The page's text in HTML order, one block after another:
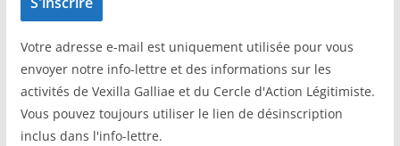
Votre adresse e-mail est uniquement utilisée pour vous
envoyer notre info-lettre et des informations sur les
activités de Vexilla Galliae et du Cercle d'Action Légitimiste.
Vous pouvez toujours utiliser le lien de désinscription
inclus dans l'info-lettre.